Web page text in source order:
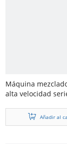
Máquina
alta velocidad
Añadir al